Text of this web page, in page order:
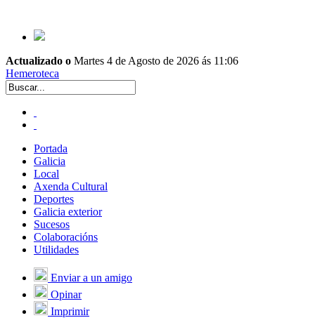
Actualizado o Martes 4 de Agosto de 2026 ás 11:06
Hemeroteca
Portada
Galicia
Local
Axenda Cultural
Deportes
Galicia exterior
Sucesos
Colaboracións
Utilidades
Enviar a un amigo
Opinar
Imprimir